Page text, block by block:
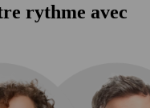
rythme avec